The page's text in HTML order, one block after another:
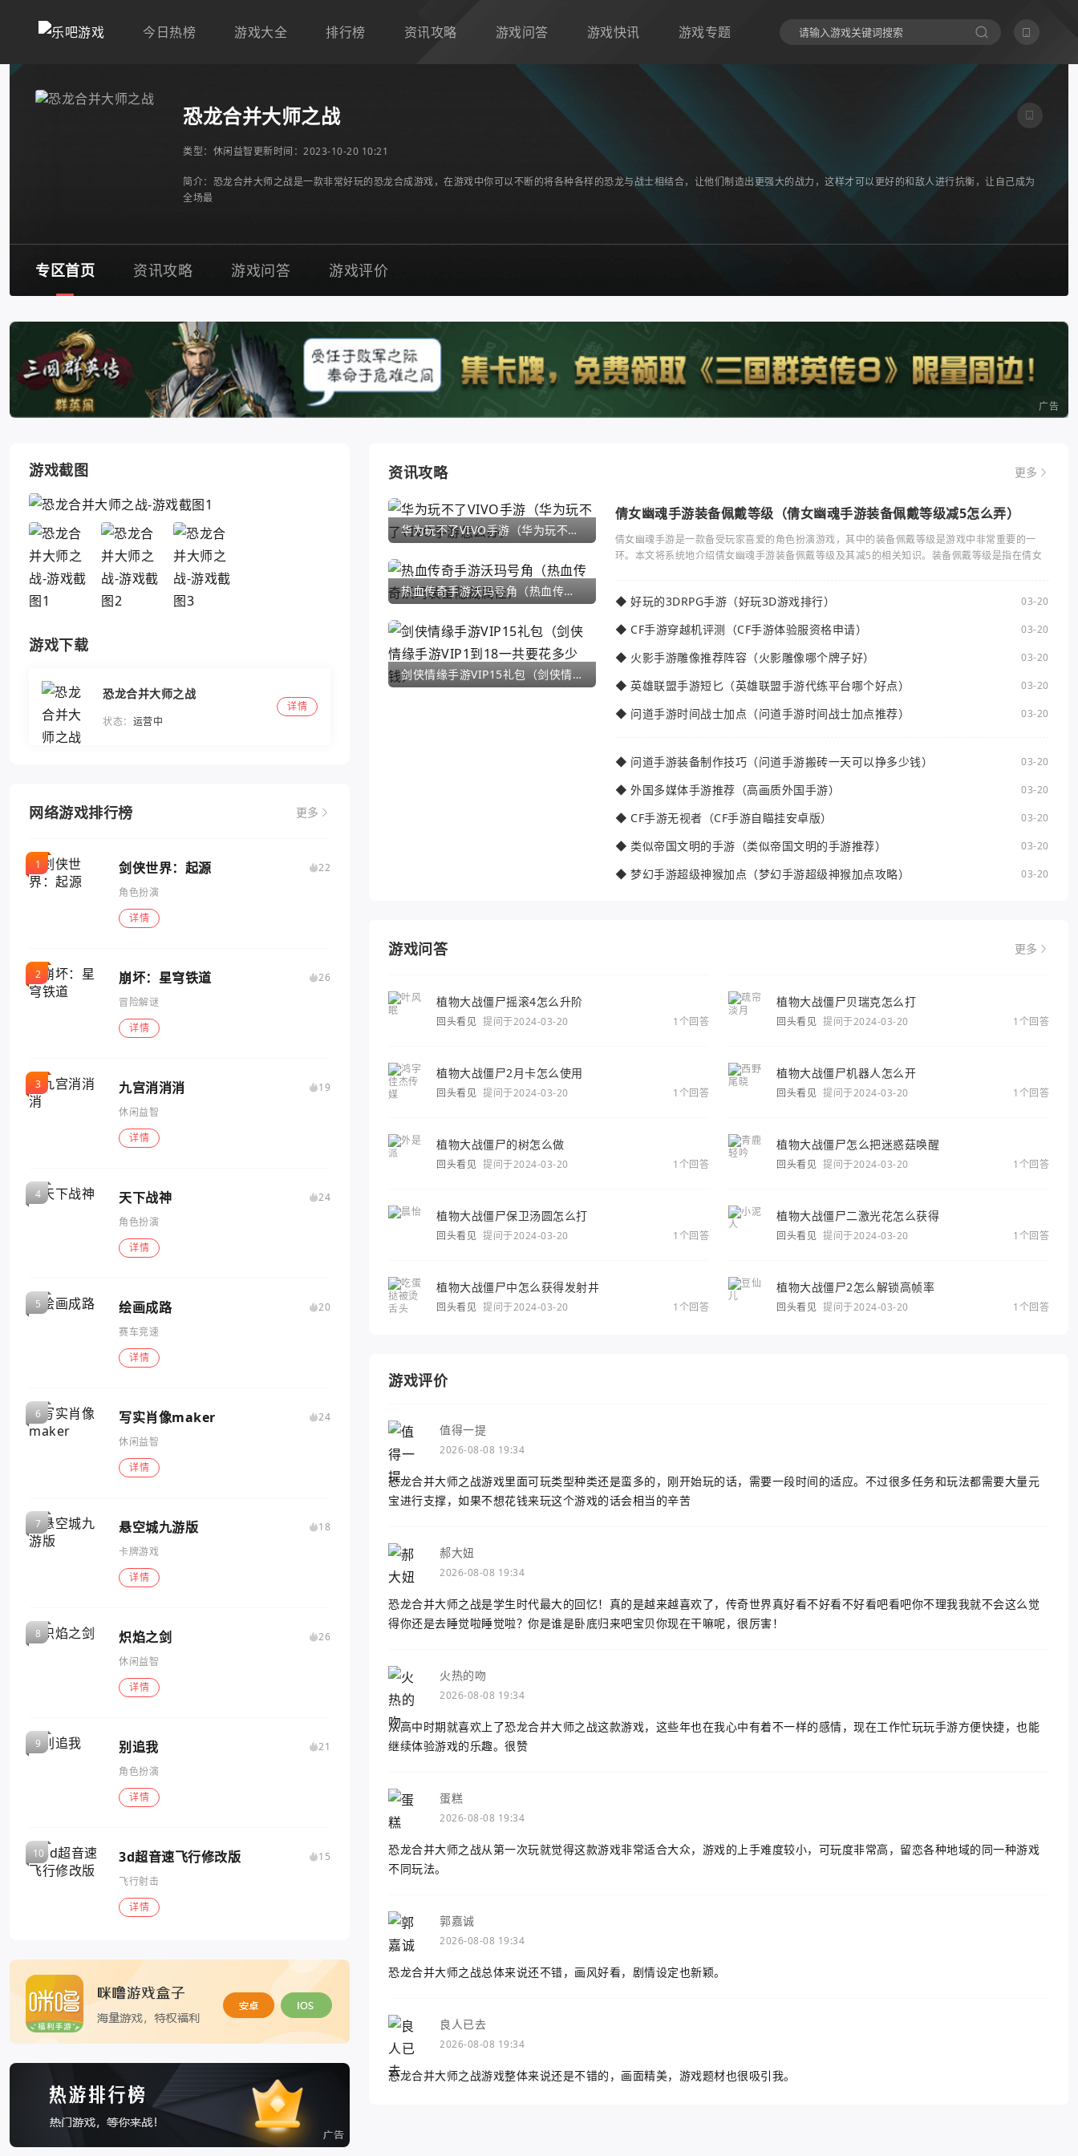
今日热榜 游戏大全 排行榜 资讯攻略 游戏问答 游戏快讯 游戏专题
恐龙合并大师之战
类型： 休闲益智更新时间：2023-10-20 10:21
简介：恐龙合并大师之战是一款非常好玩的恐龙合成游戏，在游戏中你可以不断的将各种各样的恐龙与战士相结合，让他们制造出更强大的战力，这样才可以更好的和敌人进行抗衡，让自己成为
全场最
专区首页 资讯攻略 游戏问答 游戏评价
广告
游戏截图
游戏下载
恐龙合并大师之战
状态： 运营中
详情
网络游戏排行榜 更多
剑侠世界：起源
22
角色扮演
详情
崩坏：星穹铁道
26
冒险解谜
详情
九宫消消消
19
休闲益智
详情
天下战神
24
角色扮演
详情
绘画成路
20
赛车竞速
详情
写实肖像maker
24
休闲益智
详情
悬空城九游版
18
卡牌游戏
详情
炽焰之剑
26
休闲益智
详情
别追我
21
角色扮演
详情
3d超音速飞行修改版
15
飞行射击
详情
资讯攻略 更多
华为玩不了VIVO手游（华为玩不了VIVO手游怎么办）
热血传奇手游沃玛号角（热血传奇沃玛装备隐藏属性）
剑侠情缘手游VIP15礼包（剑侠情缘手游VIP1到18一共要花多少钱）
倩女幽魂手游装备佩戴等级（倩女幽魂手游装备佩戴等级减5怎么弄）
倩女幽魂手游是一款备受玩家喜爱的角色扮演游戏，其中的装备佩戴等级是游戏中非常重要的一
环。本文将系统地介绍倩女幽魂手游装备佩戴等级及其减5的相关知识。装备佩戴等级是指在倩女
◆ 好玩的3DRPG手游（好玩3D游戏排行） 03-20
◆ CF手游穿越机评测（CF手游体验服资格申请） 03-20
◆ 火影手游雕像推荐阵容（火影雕像哪个牌子好） 03-20
◆ 英雄联盟手游短匕（英雄联盟手游代练平台哪个好点） 03-20
◆ 问道手游时间战士加点（问道手游时间战士加点推荐） 03-20
◆ 问道手游装备制作技巧（问道手游搬砖一天可以挣多少钱） 03-20
◆ 外国多媒体手游推荐（高画质外国手游） 03-20
◆ CF手游无视者（CF手游自瞄挂安卓版） 03-20
◆ 类似帝国文明的手游（类似帝国文明的手游推荐） 03-20
◆ 梦幻手游超级神猴加点（梦幻手游超级神猴加点攻略） 03-20
游戏问答 更多
植物大战僵尸摇滚4怎么升阶
回头看见 提问于2024-03-20 1个回答
植物大战僵尸贝瑞克怎么打
回头看见 提问于2024-03-20 1个回答
植物大战僵尸2月卡怎么使用
回头看见 提问于2024-03-20 1个回答
植物大战僵尸机器人怎么开
回头看见 提问于2024-03-20 1个回答
植物大战僵尸的树怎么做
回头看见 提问于2024-03-20 1个回答
植物大战僵尸怎么把迷惑菇唤醒
回头看见 提问于2024-03-20 1个回答
植物大战僵尸保卫汤圆怎么打
回头看见 提问于2024-03-20 1个回答
植物大战僵尸二激光花怎么获得
回头看见 提问于2024-03-20 1个回答
植物大战僵尸中怎么获得发射井
回头看见 提问于2024-03-20 1个回答
植物大战僵尸2怎么解锁高帧率
回头看见 提问于2024-03-20 1个回答
游戏评价
值得一提
2026-08-08 19:34
恐龙合并大师之战游戏里面可玩类型种类还是蛮多的，刚开始玩的话，需要一段时间的适应。不过很多任务和玩法都需要大量元
宝进行支撑，如果不想花钱来玩这个游戏的话会相当的辛苦
郝大妞
2026-08-08 19:34
恐龙合并大师之战是学生时代最大的回忆！真的是越来越喜欢了，传奇世界真好看不好看不好看吧看吧你不理我我就不会这么觉
得你还是去睡觉啦睡觉啦？你是谁是卧底归来吧宝贝你现在干嘛呢，很厉害！
火热的吻
2026-08-08 19:34
从高中时期就喜欢上了恐龙合并大师之战这款游戏，这些年也在我心中有着不一样的感情，现在工作忙玩玩手游方便快捷，也能
继续体验游戏的乐趣。很赞
蛋糕
2026-08-08 19:34
恐龙合并大师之战从第一次玩就觉得这款游戏非常适合大众，游戏的上手难度较小，可玩度非常高，留恋各种地域的同一种游戏
不同玩法。
郭嘉诚
2026-08-08 19:34
恐龙合并大师之战总体来说还不错，画风好看，剧情设定也新颖。
良人已去
2026-08-08 19:34
恐龙合并大师之战游戏整体来说还是不错的，画面精美，游戏题材也很吸引我。